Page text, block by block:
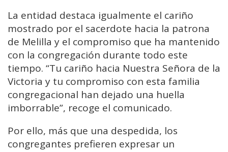
La entidad destaca igualmente el cariño
mostrado por el sacerdote hacia la patrona
de Melilla y el compromiso que ha mantenido
con la congregación durante todo este
tiempo. “Tu cariño hacia Nuestra Señora de la
Victoria y tu compromiso con esta familia
congregacional han dejado una huella
imborrable”, recoge el comunicado.
Por ello, más que una despedida, los
congregantes prefieren expresar un